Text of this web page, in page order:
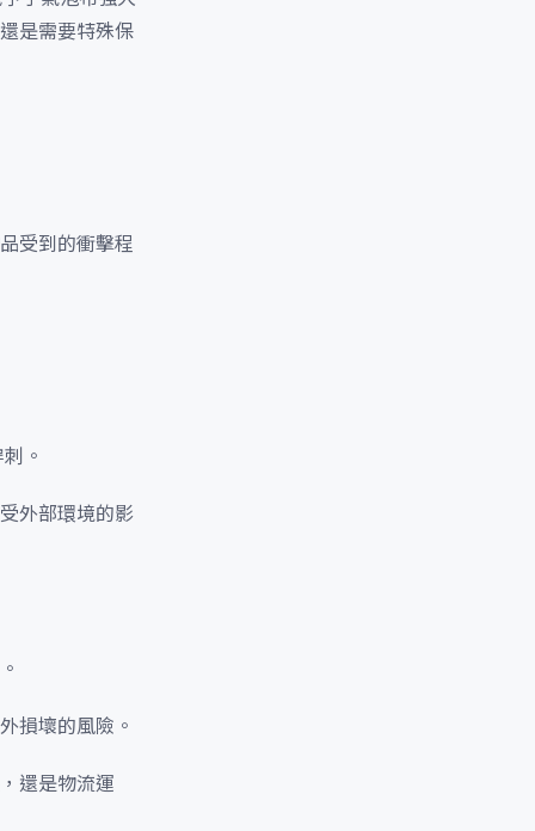
是需要特殊保
受到的衝擊程
。
外部環境的影
損壞的風險。
還是物流運